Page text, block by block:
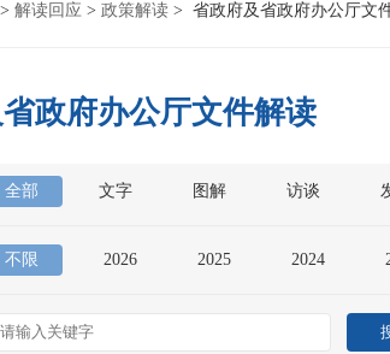
> 解读回应 > 政策解读 > 省政府及省政府办公厅文
政府办公厅文件解读
全部 文字 图解 访谈
不限 2026 2025 2024